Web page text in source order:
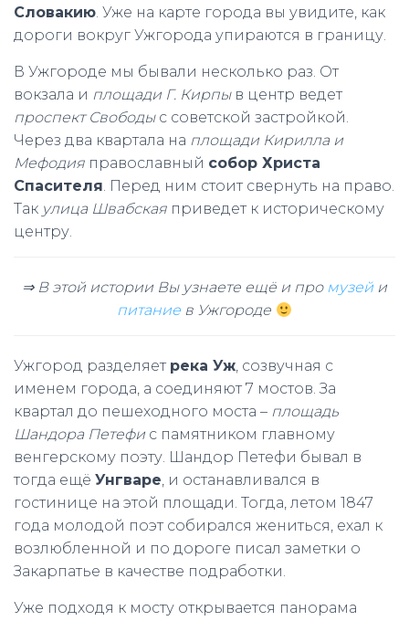
Словакию. Уже на карте города вы увидите, как
дороги вокруг Ужгорода упираются в границу.
В Ужгороде мы бывали несколько раз. От
вокзала и площади Г. Кирпыв центр ведет
проспект Свободыс советской застройкой.
Через два квартала на площади Кирилла и
Мефодия православный собор Христа
Спасителя. Перед ним стоит свернуть на право.
Так улица Швабская приведет к историческому
центру.
⇒ В этой истории Вы узнаете ещё и про музей и
питание в Ужгороде
Ужгород разделяет река Уж, созвучная с
именем города, а соединяют 7 мостов. За
квартал до пешеходного моста – площадь
Шандора Петефи с памятником главному
венгерскому поэту. Шандор Петефи бывал в
тогда ещё Унгваре, и останавливался в
гостинице на этой площади. Тогда, летом 1847
года молодой поэт собирался жениться, ехал к
возлюбленной и по дороге писал заметки о
Закарпатье в качестве подработки.
Уже подходя к мосту открывается панорама